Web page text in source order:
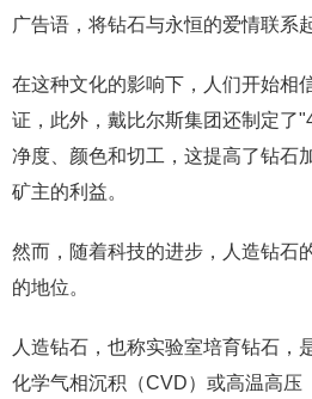
广告语，将钻石与永恒的爱情联系
在这种文化的影响下，人们开始相
证，此外，戴比尔斯集团还制定了
净度、颜色和切工，这提高了钻石
矿主的利益。
然而，随着科技的进步，人造钻石
的地位。
人造钻石，也称实验室培育钻石，
化学气相沉积（CVD）或高温高压